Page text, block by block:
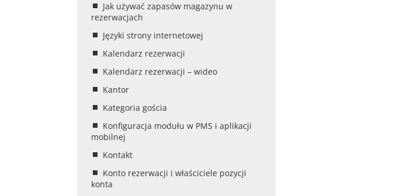
Jak używać zapasów magazynu w
rezerwacjach
Języki strony internetowej
Kalendarz rezerwacji
Kalendarz rezerwacji – wideo
Kantor
Kategoria gościa
Konfiguracja modułu w PMS i aplikacji
mobilnej
Kontakt
Konto rezerwacji i właściciele pozycji
konta